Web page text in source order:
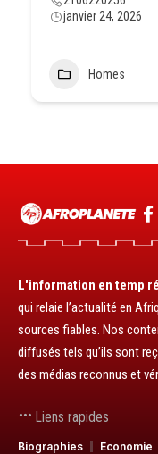
janvier 24, 2026
Homes
L'information en temp
qui relaie l’actualité en
sources fiables. Nos
diffusés tels qu’ils sont
des médias reconnus et
Liens rapides
Biographies Economie